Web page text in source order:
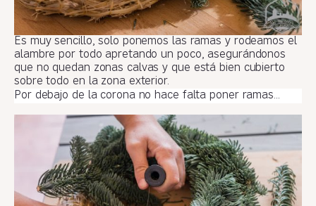
Es muy sencillo, solo ponemos las ramas y rodeamos el
alambre por todo apretando un poco, asegurándonos
que no quedan zonas calvas y que está bien cubierto
sobre todo en la zona exterior.
Por debajo de la corona no hace falta poner ramas…